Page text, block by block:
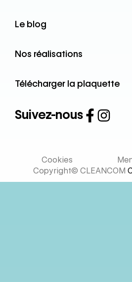
Le blog
Nos réalisations
Télécharger la plaquette
Suivez-nous
Cookies
Copyright© CLEANCOM